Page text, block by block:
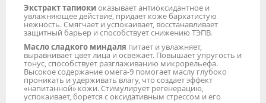
Экстракт тапиокиоказывает антиоксидантное и
увлажняющее действие, придает коже бархатистую
нежность. Смягчает и успокаивает, восстанавливает
защитный барьер и способствует снижению ТЭПВ.
Масло сладкого миндаля питает и увлажняет,
выравнивает цвет лица и освежает. Повышает упругость и
тонус, способствует разглаживанию микрорельефа.
Высокое содержание омега-9 помогает маслу глубоко
проникать и удерживать влагу, что создает эффект
«напитанной» кожи. Стимулирует регенерацию,
успокаивает, борется с оксидативным стрессом и его